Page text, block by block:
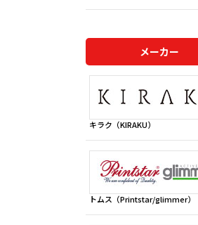
メーカー
キラク（KIRAKU）
トムス（Printstar/glimmer）